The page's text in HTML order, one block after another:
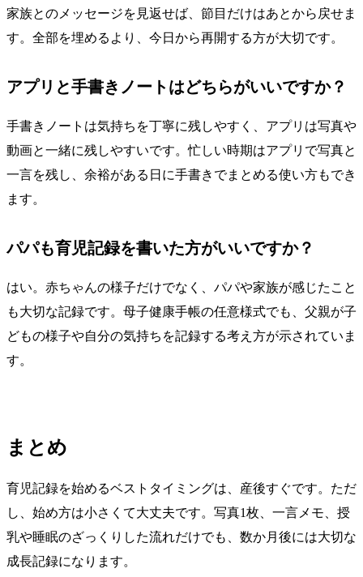
家族とのメッセージを見返せば、節目だけはあとから戻せま
す。全部を埋めるより、今日から再開する方が大切です。
アプリと手書きノートはどちらがいいですか？
手書きノートは気持ちを丁寧に残しやすく、アプリは写真や
動画と一緒に残しやすいです。忙しい時期はアプリで写真と
一言を残し、余裕がある日に手書きでまとめる使い方もでき
ます。
パパも育児記録を書いた方がいいですか？
はい。赤ちゃんの様子だけでなく、パパや家族が感じたこと
も大切な記録です。母子健康手帳の任意様式でも、父親が子
どもの様子や自分の気持ちを記録する考え方が示されていま
す。
まとめ
育児記録を始めるベストタイミングは、産後すぐです。ただ
し、始め方は小さくて大丈夫です。写真1枚、一言メモ、授
乳や睡眠のざっくりした流れだけでも、数か月後には大切な
成長記録になります。